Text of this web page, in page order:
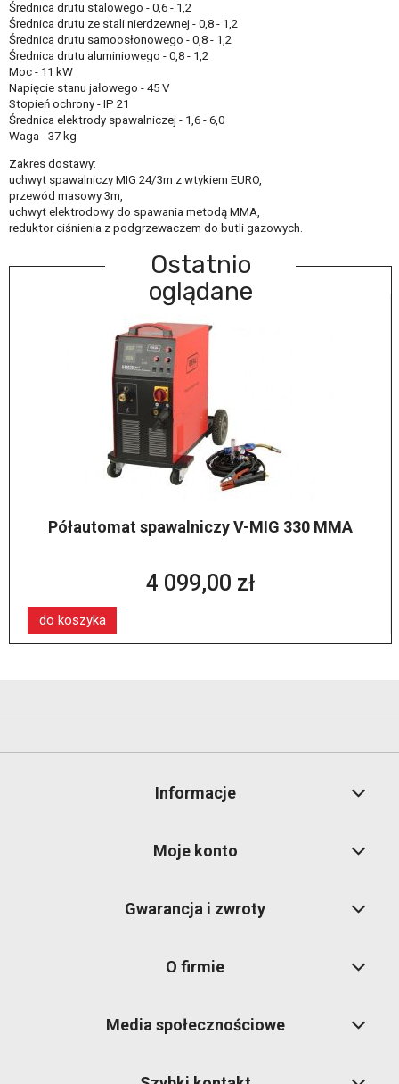
Średnica drutu stalowego - 0,6 - 1,2
Średnica drutu ze stali nierdzewnej - 0,8 - 1,2
Średnica drutu samoosłonowego - 0,8 - 1,2
Średnica drutu aluminiowego - 0,8 - 1,2
Moc - 11 kW
Napięcie stanu jałowego - 45 V
Stopień ochrony - IP 21
Średnica elektrody spawalniczej - 1,6 - 6,0
Waga - 37 kg
Zakres dostawy:
uchwyt spawalniczy MIG 24/3m z wtykiem EURO,
przewód masowy 3m,
uchwyt elektrodowy do spawania metodą MMA,
reduktor ciśnienia z podgrzewaczem do butli gazowych.
Ostatnio
oglądane
Półautomat spawalniczy V-MIG 330 MMA
4 099,00 zł
do koszyka
Informacje
Moje konto
Gwarancja i zwroty
O firmie
Media społecznościowe